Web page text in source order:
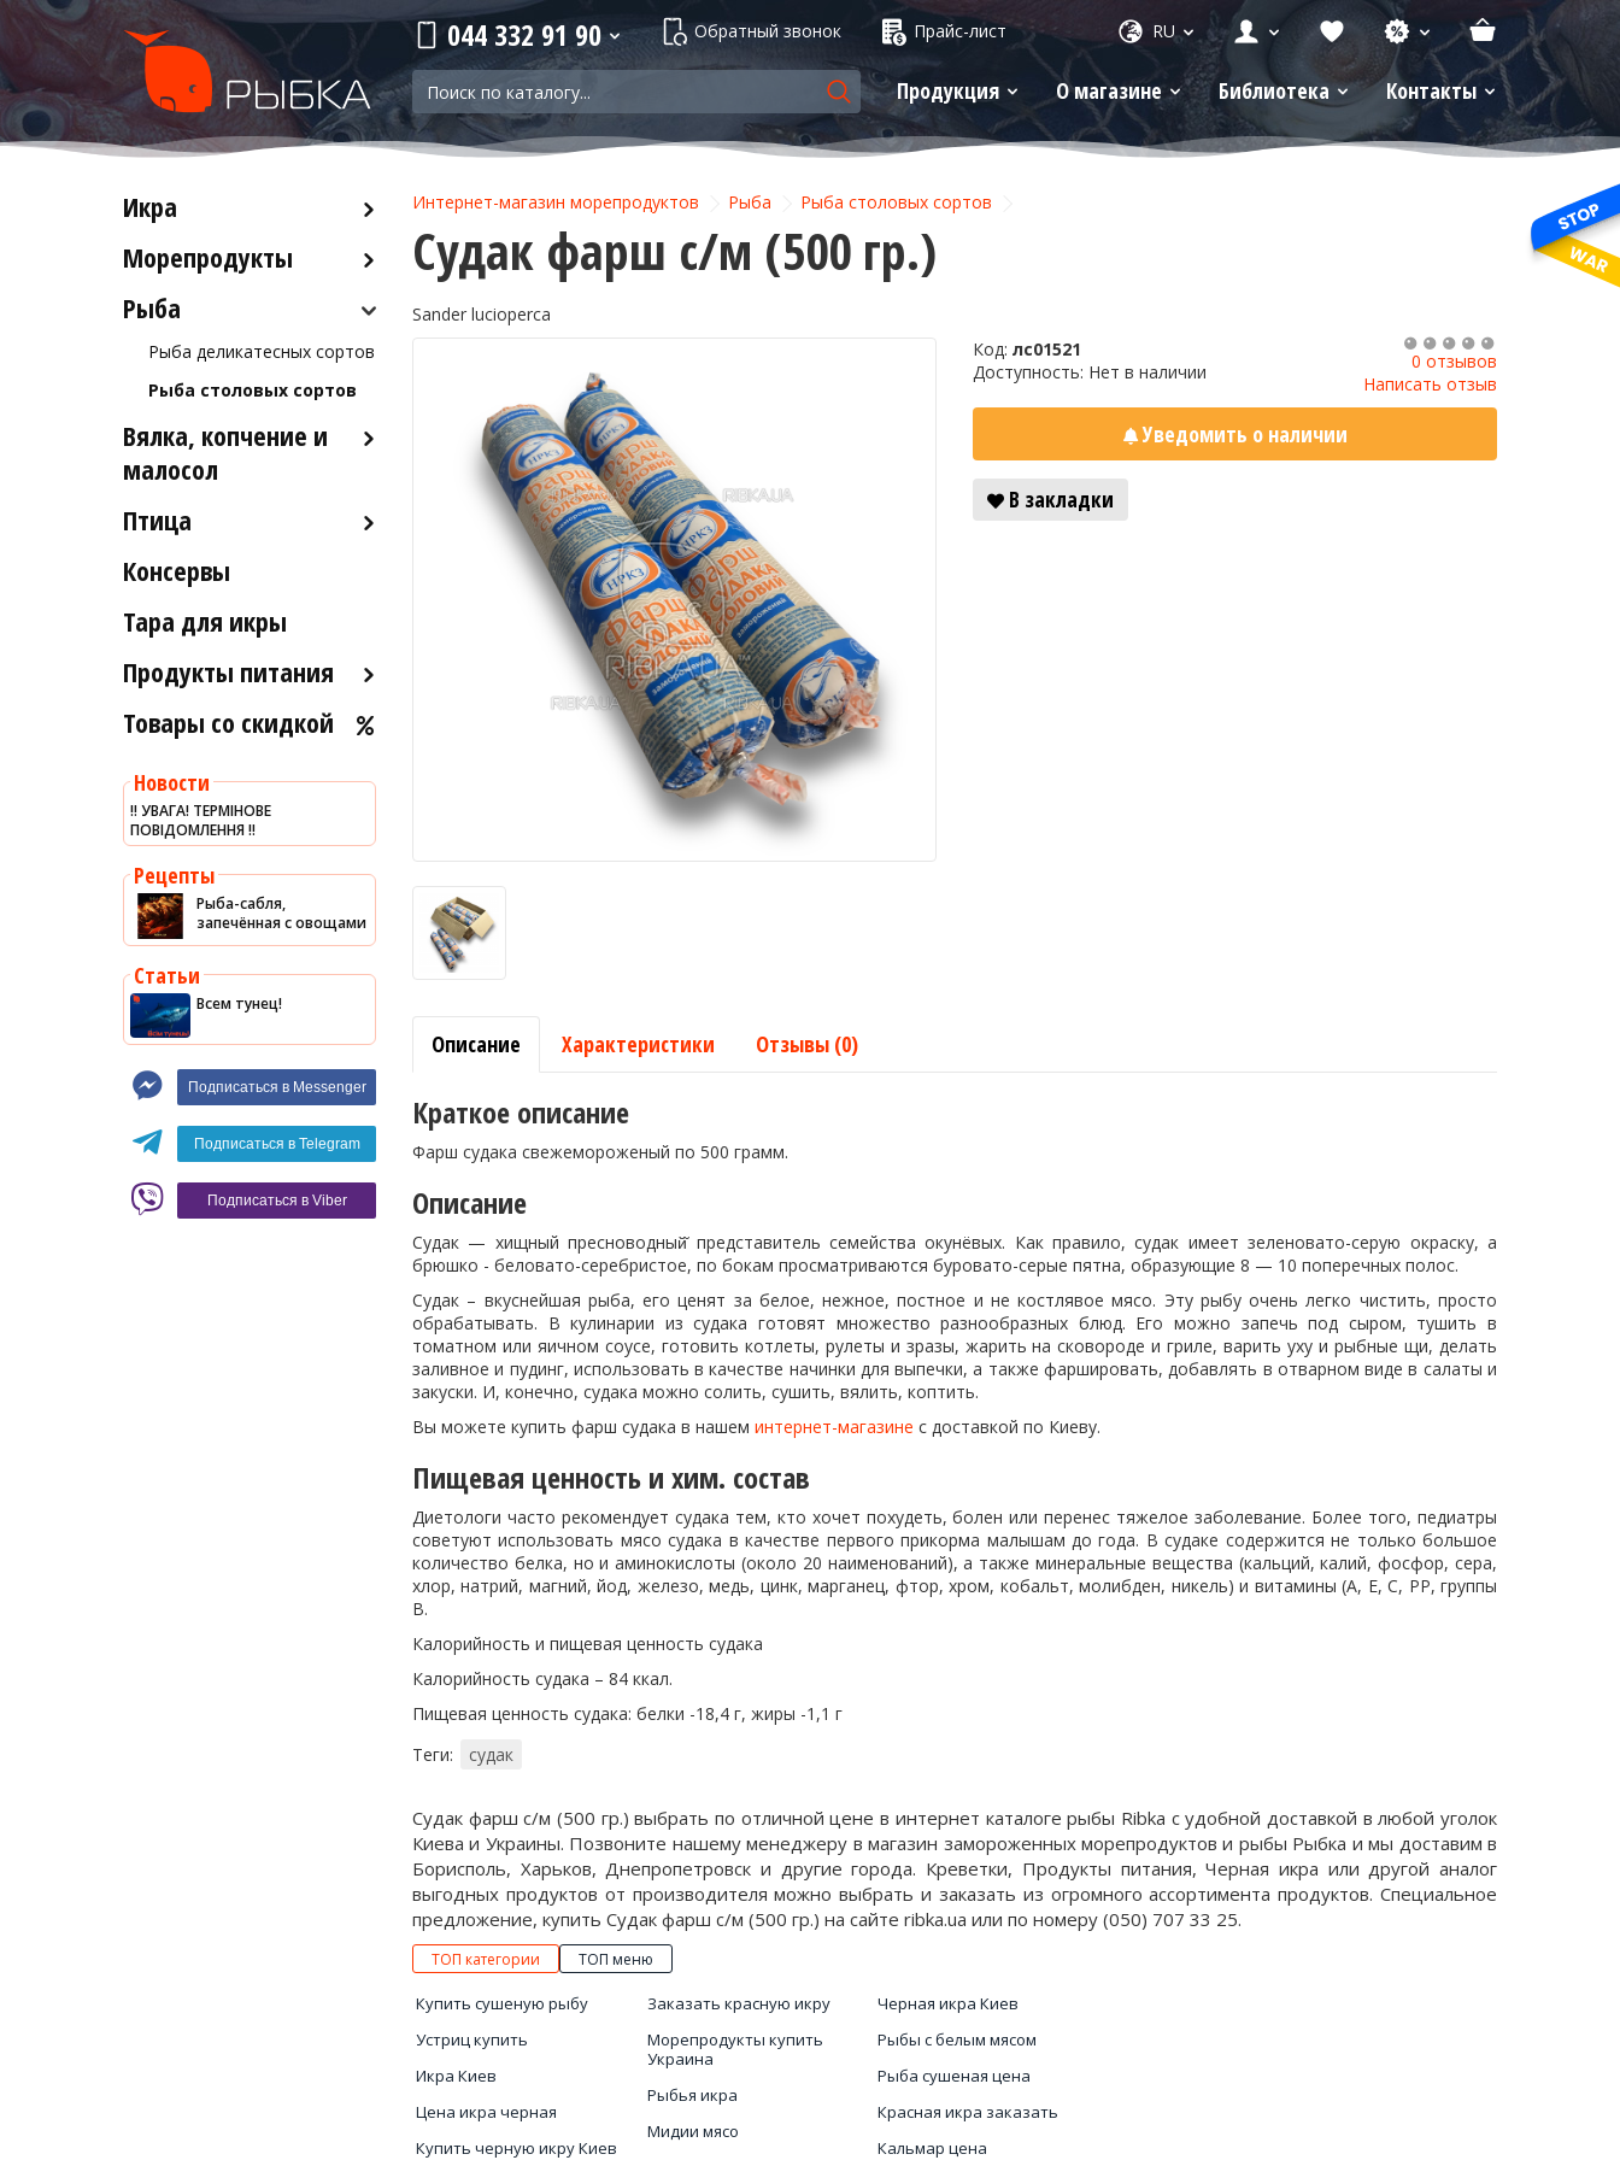
044 332 91 90 Обратный звонок Прайс-лист RU
Продукция О магазине Библиотека Контакты
Икра
Красная икра
Морепродукты
Кальмары
Осьминоги
Крабы
Лобстеры / Омары
Морской коктейль
Морские ежи
Улитки
Устрицы
Рыба
Рыба деликатесных сортов
Рыба столовых сортов
Вялка, копчение и
малосол
Икра вяленая
Рыба слабосоленая
Рыба холодного и
Птица
Индейка
Консервы
Тара для икры
Продукты питания
Оливковое масло
Уксус
Сыры
Соусы
Сладости
Рис
Оливки
Мясные изделия
Вино
Белое вино
Красное вино
Кофе
Blaser
Товары со скидкой
Новости
‼️ УВАГА! ТЕРМІНОВЕ
ПОВІДОМЛЕННЯ ‼️
Рецепты
Рыба-сабля,
запечённая с овощами
Статьи
Всем тунец!
Подписаться в Messenger
Подписаться в Telegram
Подписаться в Viber
Интернет-магазин морепродуктов Рыба Рыба столовых сортов
Судак фарш с/м (500 гр.)
Sander lucioperca
Код: лс01521
Доступность: Нет в наличии
0 отзывов
Написать отзыв
Уведомить о наличии
В закладки
Описание Характеристики Отзывы (0)
Краткое описание
Фарш судака свежемороженый по 500 грамм.
Описание
Судак — хищный пресноводный̆ представитель семейства окунёвых. Как правило, судак имеет зеленовато-серую окраску, а
брюшко - беловато-серебристое, по бокам просматриваются буровато-серые пятна, образующие 8 — 10 поперечных полос.
Судак – вкуснейшая рыба, его ценят за белое, нежное, постное и не костлявое мясо. Эту рыбу очень легко чистить, просто
обрабатывать. В кулинарии из судака готовят множество разнообразных блюд. Его можно запечь под сыром, тушить в
томатном или яичном соусе, готовить котлеты, рулеты и зразы, жарить на сковороде и гриле, варить уху и рыбные щи, делать
заливное и пудинг, использовать в качестве начинки для выпечки, а также фаршировать, добавлять в отварном виде в салаты и
закуски. И, конечно, судака можно солить, сушить, вялить, коптить.
Вы можете купить фарш судака в нашем интернет-магазине с доставкой по Киеву.
Пищевая ценность и хим. состав
Диетологи часто рекомендует судака тем, кто хочет похудеть, болен или перенес тяжелое заболевание. Более того, педиатры
советуют использовать мясо судака в качестве первого прикорма малышам до года. В судаке содержится не только большое
количество белка, но и аминокислоты (около 20 наименований), а также минеральные вещества (кальций, калий, фосфор, сера,
хлор, натрий, магний, йод, железо, медь, цинк, марганец, фтор, хром, кобальт, молибден, никель) и витамины (А, Е, С, РР, группы
В.
Калорийность и пищевая ценность судака
Калорийность судака – 84 ккал.
Пищевая ценность судака: белки -18,4 г, жиры -1,1 г
Теги:
судак
Судак фарш с/м (500 гр.) выбрать по отличной цене в интернет каталоге рыбы Ribka с удобной доставкой в любой уголок
Киева и Украины. Позвоните нашему менеджеру в магазин замороженных морепродуктов и рыбы Рыбка и мы доставим в
Борисполь, Харьков, Днепропетровск и другие города. Креветки, Продукты питания, Черная икра или другой аналог
выгодных продуктов от производителя можно выбрать и заказать из огромного ассортимента продуктов. Специальное
предложение, купить Судак фарш с/м (500 гр.) на сайте ribka.ua или по номеру (050) 707 33 25.
ТОП категории ТОП меню
Купить сушеную рыбу
Устриц купить
Икра Киев
Цена икра черная
Купить черную икру Киев
Заказать красную икру
Морепродукты купить
Украина
Рыбья икра
Мидии мясо
Черная икра Киев
Рыбы с белым мясом
Рыба сушеная цена
Красная икра заказать
Кальмар цена